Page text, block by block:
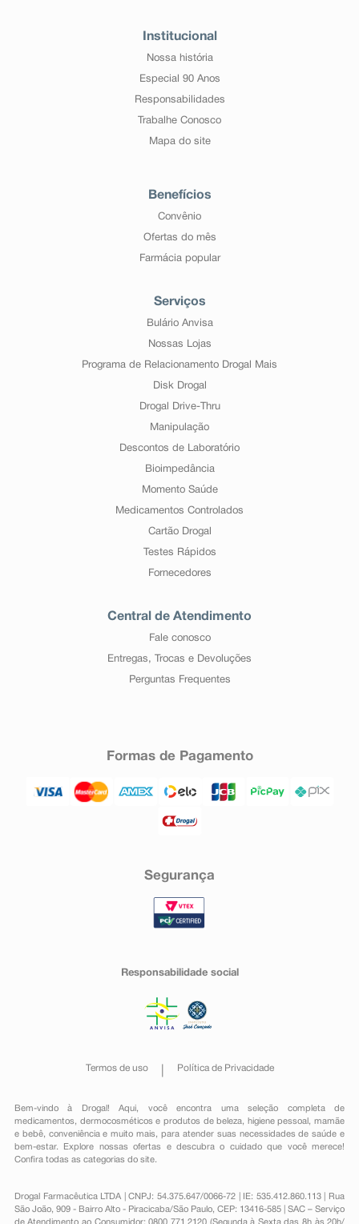
Institucional
Nossa história
Especial 90 Anos
Responsabilidades
Trabalhe Conosco
Mapa do site
Benefícios
Convênio
Ofertas do mês
Farmácia popular
Serviços
Bulário Anvisa
Nossas Lojas
Programa de Relacionamento Drogal Mais
Disk Drogal
Drogal Drive-Thru
Manipulação
Descontos de Laboratório
Bioimpedância
Momento Saúde
Medicamentos Controlados
Cartão Drogal
Testes Rápidos
Fornecedores
Central de Atendimento
Fale conosco
Entregas, Trocas e Devoluções
Perguntas Frequentes
Formas de Pagamento
Segurança
Responsabilidade social
Termos de uso Política de Privacidade
Bem-vindo à Drogal! Aqui, você encontra uma seleção completa de
medicamentos , dermocosméticos e produtos de beleza, higiene pessoal ,mamãe
e bebê, conveniênciae muito mais, para atender suas necessidades de saúde e
bem-estar. Explore nossas ofertas e descubra o cuidado que você merece!
Confira todas as categorias do site.
Drogal Farmacêutica LTDA | CNPJ: 54.375.647/0066-72 | IE: 535.412.860.113 | Rua
São João, 909 - Bairro Alto - Piracicaba/São Paulo, CEP: 13416-585 | SAC – Serviço
de Atendimento ao Consumidor: 0800 771 2120 (Segunda à Sexta das 8h às 20h/